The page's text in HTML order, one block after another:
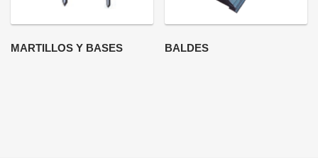
MARTILLOS Y BASES BALDES